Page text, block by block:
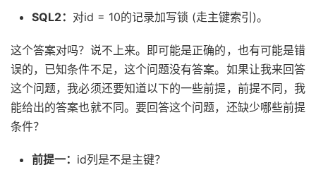
SQL2： 对id = 10的记录加写锁 (走主键索引)。
这个答案对吗？说不上来。即可能是正确的，也有可能是错
误的，已知条件不足，这个问题没有答案。如果让我来回答
这个问题，我必须还要知道以下的一些前提，前提不同，我
能给出的答案也就不同。要回答这个问题，还缺少哪些前提
条件？
前提一： id列是不是主键？